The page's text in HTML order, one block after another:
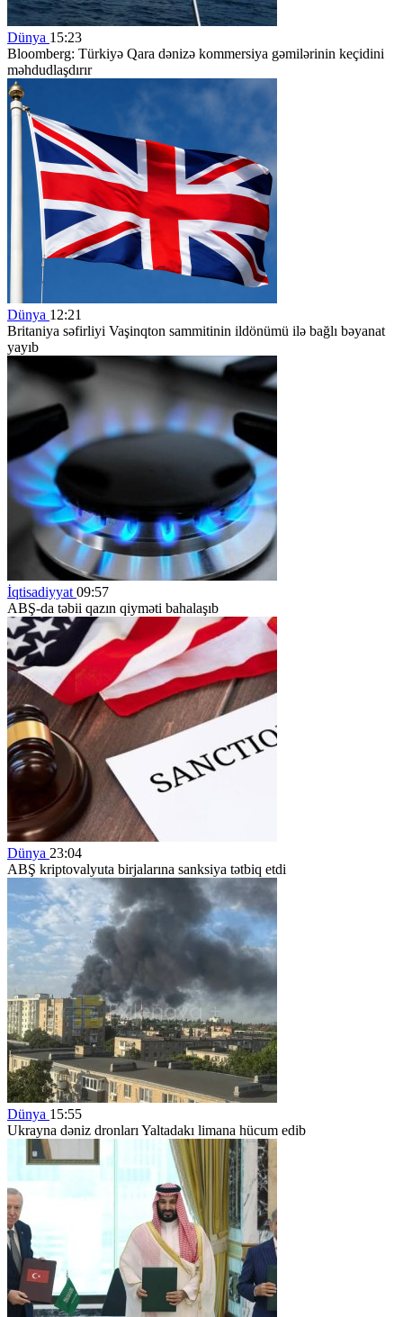
Dünya 15:23
Bloomberg: Türkiyə Qara dənizə kommersiya gəmilərinin keçidini
məhdudlaşdırır
Dünya 12:21
Britaniya səfirliyi Vaşinqton sammitinin ildönümü ilə bağlı bəyanat
yayıb
İqtisadiyyat 09:57
ABŞ-da təbii qazın qiyməti bahalaşıb
Dünya 23:04
ABŞ kriptovalyuta birjalarına sanksiya tətbiq etdi
Dünya 15:55
Ukrayna dəniz dronları Yaltadakı limana hücum edib